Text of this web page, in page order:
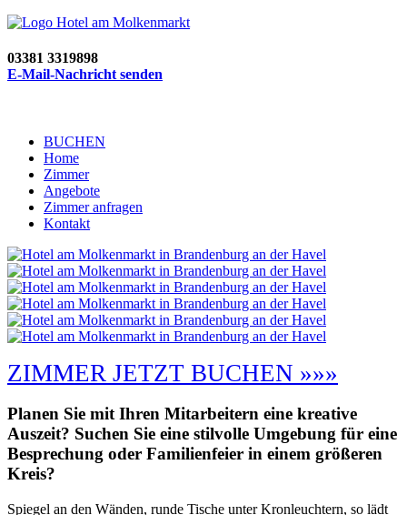
03381 3319898
E-Mail-Nachricht senden
BUCHEN
Home
Zimmer
Angebote
Zimmer anfragen
Kontakt
ZIMMER JETZT BUCHEN »»»
Planen Sie mit Ihren Mitarbeitern eine kreative
Auszeit? Suchen Sie eine stilvolle Umgebung für eine
Besprechung oder Familienfeier in einem größeren
Kreis?
Spiegel an den Wänden, runde Tische unter Kronleuchtern, so lädt